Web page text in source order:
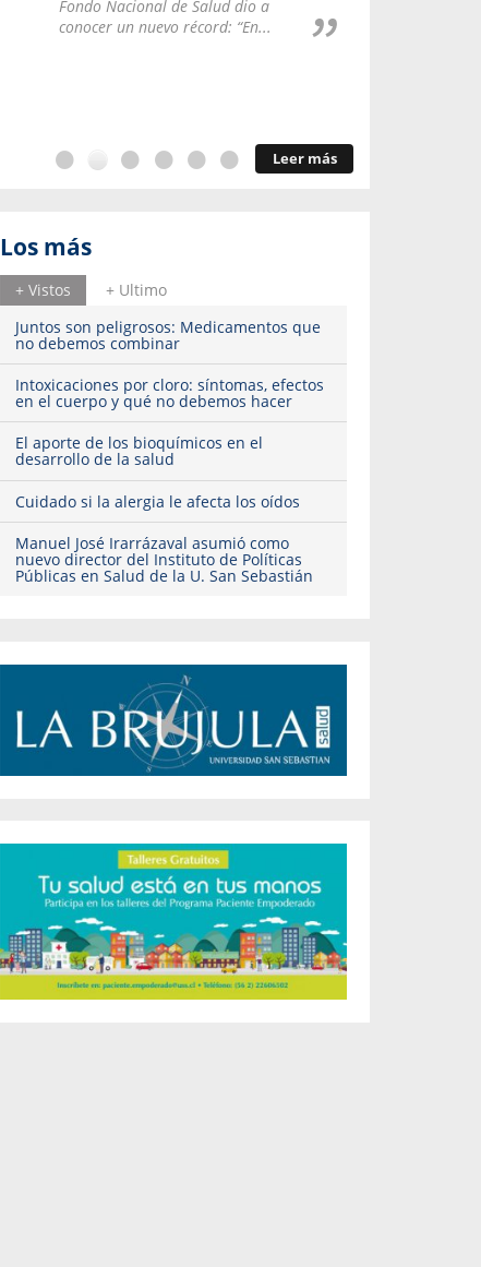
Fondo Nacional de Salud dio a
conocer un nuevo récord: “En...
Leer más
Los más
+ Vistos
+ Ultimo
Juntos son peligrosos: Medicamentos que
no debemos combinar
Intoxicaciones por cloro: síntomas, efectos
en el cuerpo y qué no debemos hacer
El aporte de los bioquímicos en el
desarrollo de la salud
Cuidado si la alergia le afecta los oídos
Manuel José Irarrázaval asumió como
nuevo director del Instituto de Políticas
Públicas en Salud de la U. San Sebastián